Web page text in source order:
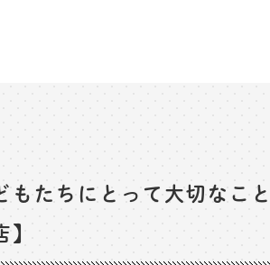
もたちにとって大切なこ